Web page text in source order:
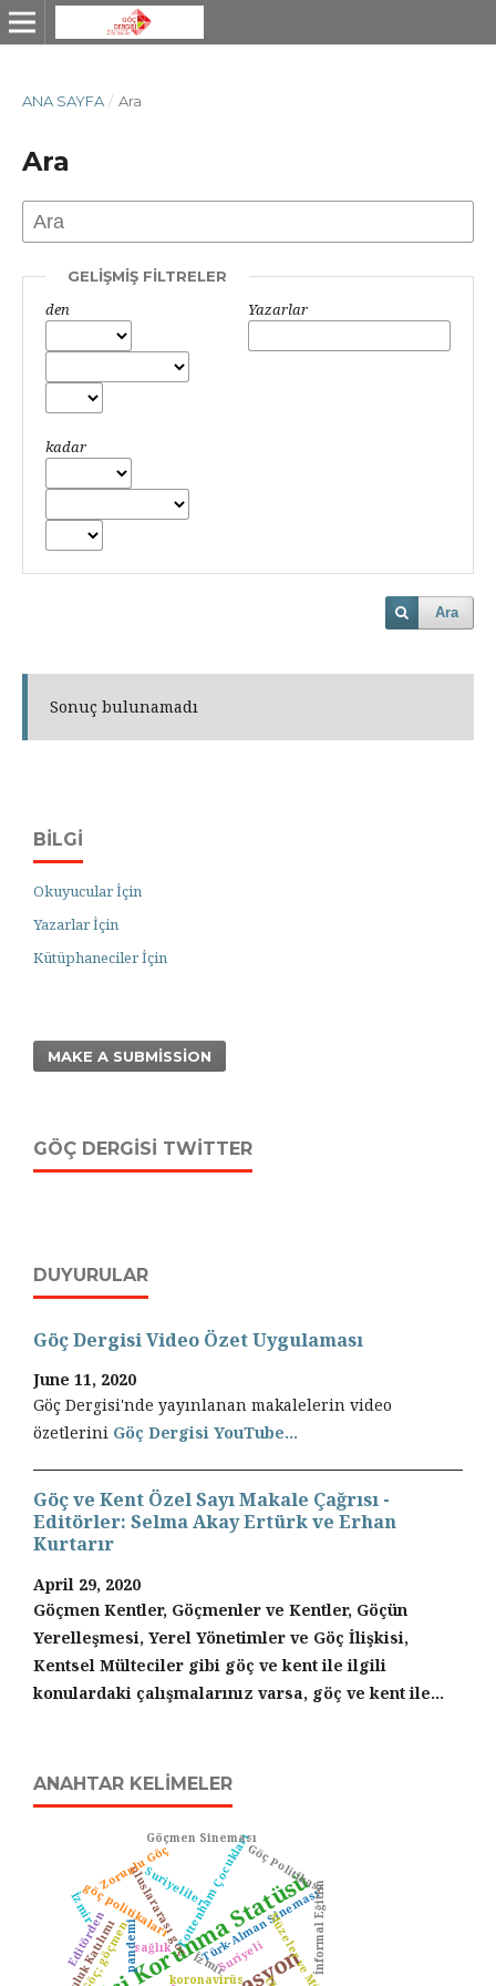
ANA SAYFA / Ara
Ara
GELIŞMIŞ FILTRELER
den
kadar
Yazarlar
Ara
Sonuç bulunamadı
BILGI
Okuyucular İçin
Yazarlar İçin
Kütüphaneciler İçin
MAKE A SUBMISSION
GÖÇ DERGISI TWITTER
DUYURULAR
Göç Dergisi Video Özet Uygulaması
June 11, 2020
Göç Dergisi'nde yayınlanan makalelerin video
özetlerini Göç Dergisi YouTube...
Göç ve Kent Özel Sayı Makale Çağrısı -
Editörler: Selma Akay Ertürk ve Erhan
Kurtarır
April 29, 2020
Göçmen Kentler, Göçmenler ve Kentler, Göçün
Yerelleşmesi, Yerel Yönetimler ve Göç İlişkisi,
Kentsel Mülteciler gibi göç ve kent ile ilgili
konulardaki çalışmalarınız varsa, göç ve kent ile...
ANAHTAR KELIMELER
Geçici Korunma Statüsü
uluslararası göç
koronavirüs
İzmir
Tottenham Çocukları
pandemi
göç politikaları
Göç; göçmen
Suriyeliler
Zorunlu Göç
Türk-Alman Sineması
İnformal Eğitim
Suriyeli
Göçmen Sineması
Editörden sağlık
İzmir
Göç Politikası